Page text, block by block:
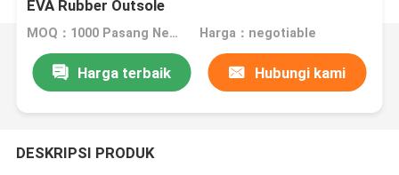
EVA Rubber Outsole
MOQ：1000 Pasang Nego Harga：negotiable
Harga terbaik Hubungi kami
DESKRIPSI PRODUK